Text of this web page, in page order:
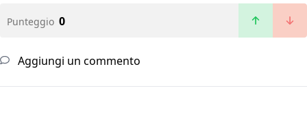
Punteggio 0
Aggiungi un commento